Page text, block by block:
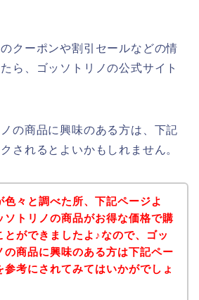
クーポンや割引セールなどの情
ら、ゴッソトリノの公式サイト
の商品に興味のある方は、下記
されるとよいかもしれません。
色々と調べた所、下記ページよ
ソトリノの商品がお得な価格で購
とができましたよ♪なので、ゴッ
の商品に興味のある方は下記ペー
参考にされてみてはいかがでしょ